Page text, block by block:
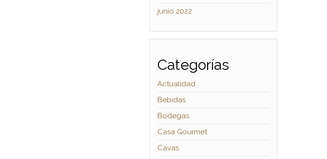
junio 2022
Categorías
Actualidad
Bebidas
Bodegas
Casa Gourmet
Cavas